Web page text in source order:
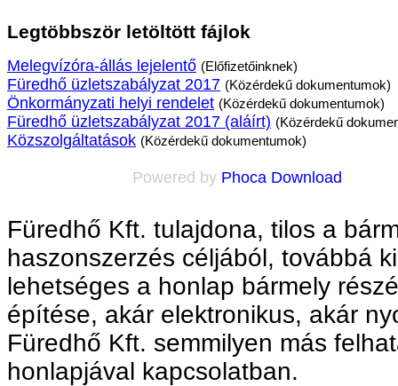
Legtöbbször letöltött fájlok
Melegvízóra-állás lejelentő (Előfizetőinknek)
Füredhő üzletszabályzat 2017 (Közérdekű dokumentumok)
Önkormányzati helyi rendelet (Közérdekű dokumentumok)
Füredhő üzletszabályzat 2017 (aláírt) (Közérdekű
Közszolgáltatások (Közérdekű dokumentumok)
Powered by Phoca Download
Füredhő Kft. tulajdona, tilos a
haszonszerzés céljából, továbbá
lehetséges a honlap bármely
építése, akár elektronikus, akár
Füredhő Kft. semmilyen más
honlapjával kapcsolatban.